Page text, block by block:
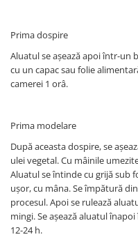
Prima dospire
Aluatul se așează apoi într-un
cu un capac sau folie
camerei 1 orâ.
Prima modelare
După aceasta dospire, se
ulei vegetal. Cu mâinile
Aluatul se întinde cu grijă sub
ușor, cu mâna. Se împătură
procesul. Apoi se rulează
mingi. Se așează aluatul
12-24 h.